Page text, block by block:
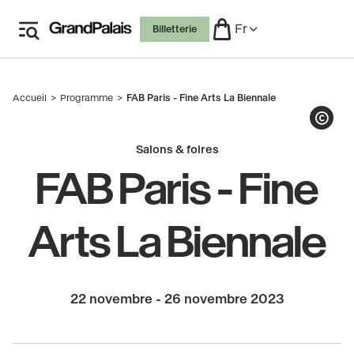
contenu
Billetterie Fr
Fil
Accueil Programme FAB Paris - Fine Arts La Biennale
Afficher le
FAB Paris - Fine
Arts La Biennale
Salons & foires
22 novembre - 26 novembre 2023